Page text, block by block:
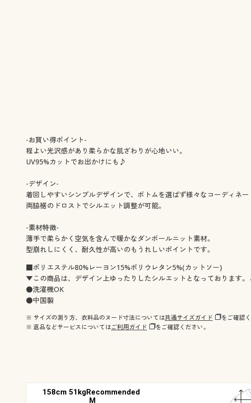
-お買い得ポイント-
程よい光沢感があり柔らかな肌ざわりが心地いい。
UV95%カットでお出かけにも♪
-デザイン-
着回しやすいシンプルデザインで、ボトムを選ばず様々なコーディネー
両脇裾のドロストでシルエット調整が可能。
-素材特徴-
薄手で柔らかく空気を含んで暖かなダンボールニット素材。
型崩れしにくく、耐久性が高いのもうれしいポイントです。
■ポリエステル80%レーヨン15%ポリウレタン5%(カットソー)
▼この商品は、デザイン上ゆったりしたシルエットとなっております。
●洗濯機OK
●中国製
※ サイズの測り方、衣料品のヌード寸法については共通サイズガイド
をご確認
※ 返品などサービスについてはご利用ガイド をご確認ください。
158cm 51kgRecommended
M